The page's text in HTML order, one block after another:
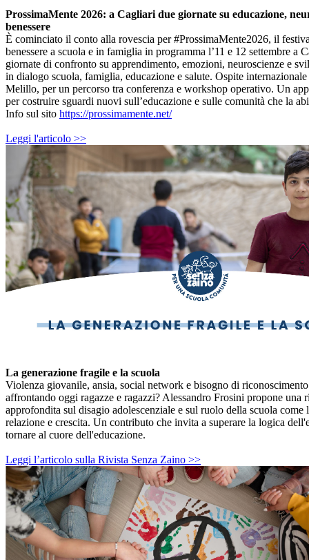
ProssimaMente 2026: a Cagliari due giornate su educazione,
benessere
È cominciato il conto alla rovescia per #ProssimaMente2026, il
benessere a scuola e in famiglia in programma l’11 e 12 settembre a
giornate di confronto su apprendimento, emozioni, neuroscienze e
in dialogo scuola, famiglia, educazione e salute. Ospite
Melillo, per un percorso tra conferenza e workshop operativo. Un
per costruire sguardi nuovi sull’educazione e sulle comunità che la
Info sul sito https://prossimamente.net/
Leggi l'articolo >>
La generazione fragile e la scuola
Violenza giovanile, ansia, social network e bisogno di
affrontando oggi ragazze e ragazzi? Alessandro Frosini propone una
approfondita sul disagio adolescenziale e sul ruolo della scuola come
relazione e crescita. Un contributo che invita a superare la logica
tornare al cuore dell'educazione.
Leggi l’articolo sulla Rivista Senza Zaino >>